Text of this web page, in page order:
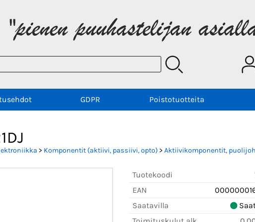
GDPR Poistotuotteita
> Komponentit (aktiivi, passiivi, opto) > Aktiivikomponentit,
Tuotekoodi
EAN
Saatavilla